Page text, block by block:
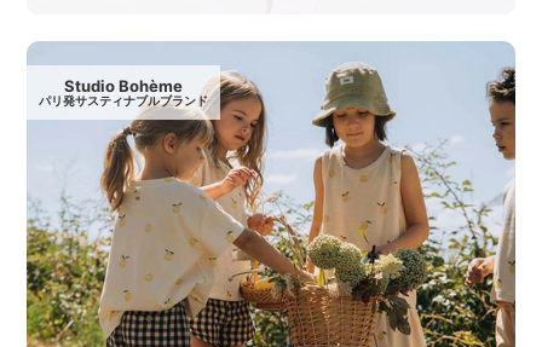
Studio Bohème
パリ発サスティナブルブランド